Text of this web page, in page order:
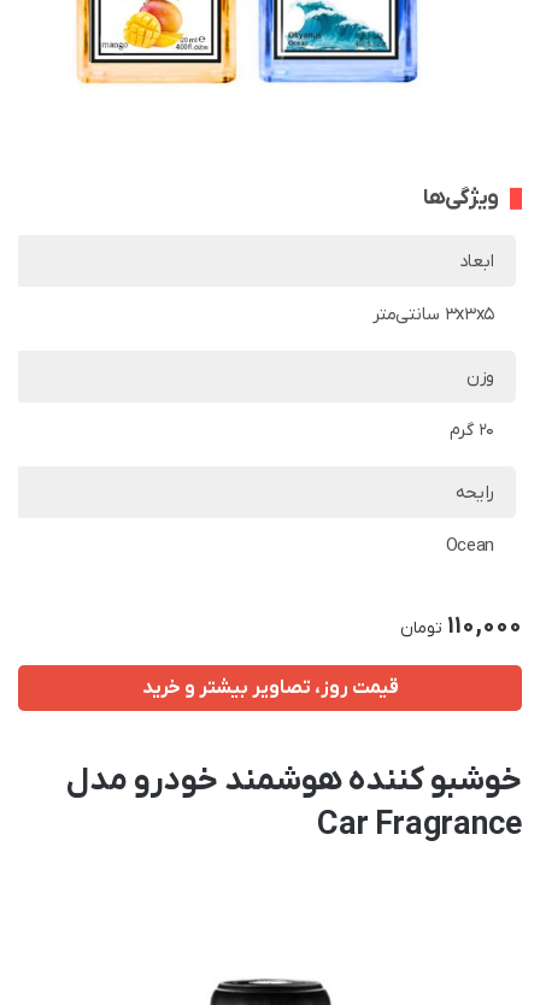
ویژگی‌ها
ابعاد
3x3x5 سانتی‌متر
وزن
20 گرم
رایحه
Ocean
110,000 تومان
قیمت روز، تصاویر بیشتر و خرید
خوشبو کننده هوشمند خودرو مدل
Car Fragrance